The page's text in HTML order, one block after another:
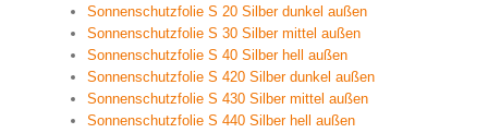
Sonnenschutzfolie S 20 Silber dunkel außen
Sonnenschutzfolie S 30 Silber mittel außen
Sonnenschutzfolie S 40 Silber hell außen
Sonnenschutzfolie S 420 Silber dunkel außen
Sonnenschutzfolie S 430 Silber mittel außen
Sonnenschutzfolie S 440 Silber hell außen